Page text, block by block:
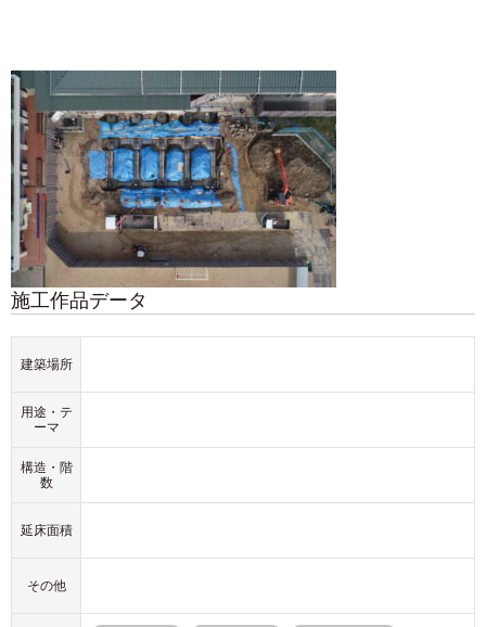
施工作品データ
建築場所
用途・テ
ーマ
構造・階
数
延床面積
その他